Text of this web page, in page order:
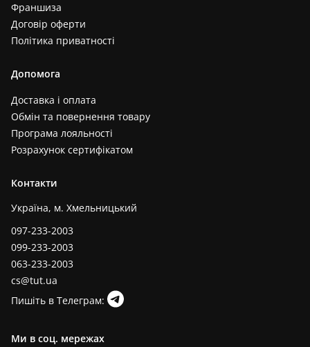
Франшиза
Договір оферти
Політика приватності
Допомога
Доставка і оплата
Обмін та повернення товару
Програма лояльності
Розрахунок сертифікатом
Контакти
Україна, м. Хмельницький
097-233-2003
099-233-2003
063-233-2003
cs@tut.ua
Пишіть в Телеграм:
Ми в соц. мережах